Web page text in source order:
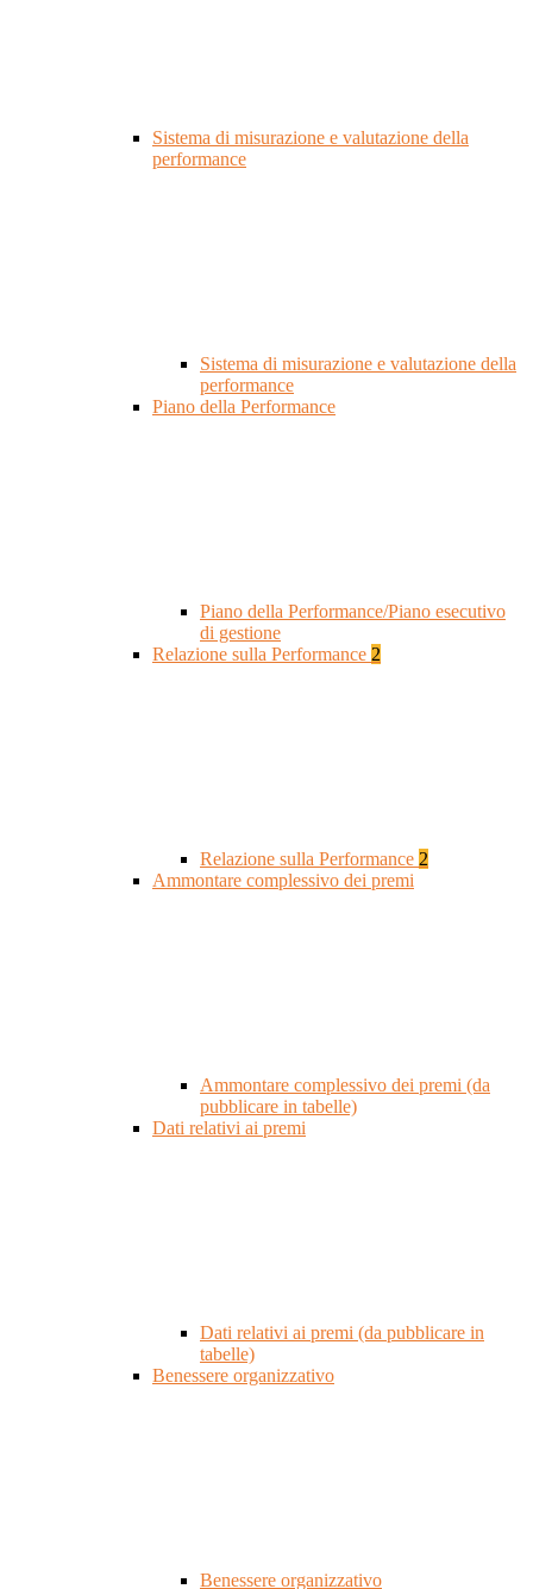
Sistema di misurazione e valutazione della
performance
Sistema di misurazione e valutazione della
performance
Piano della Performance
Piano della Performance/Piano esecutivo
di gestione
Relazione sulla Performance 2
Relazione sulla Performance 2
Ammontare complessivo dei premi
Ammontare complessivo dei premi (da
pubblicare in tabelle)
Dati relativi ai premi
Dati relativi ai premi (da pubblicare in
tabelle)
Benessere organizzativo
Benessere organizzativo